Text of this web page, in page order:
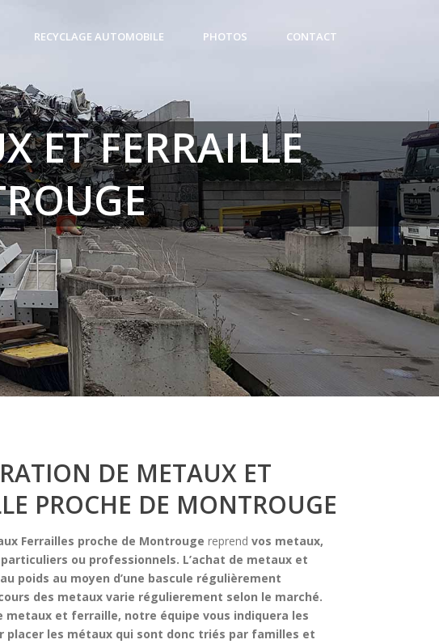
RECYCLAGE AUTOMOBILE PHOTOS CONTACT
ET FERRAILLE
DE METAUX ET
PROCHE DE MONTROUGE
Ferrailles proche de Montrouge reprend vos metaux,
ou professionnels. L’achat de metaux et
poids au moyen d’une bascule régulièrement
des metaux varie régulierement selon le marché.
metaux et ferraille, notre équipe vous indiquera les
placer les métaux qui sont donc triés par familles et